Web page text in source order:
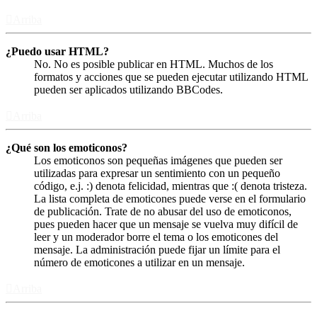
¿Puedo usar HTML?
No. No es posible publicar en HTML. Muchos de los
formatos y acciones que se pueden ejecutar utilizando HTML
pueden ser aplicados utilizando BBCodes.
¿Qué son los emoticonos?
Los emoticonos son pequeñas imágenes que pueden ser
utilizadas para expresar un sentimiento con un pequeño
código, e.j. :) denota felicidad, mientras que :( denota tristeza.
La lista completa de emoticones puede verse en el formulario
de publicación. Trate de no abusar del uso de emoticonos,
pues pueden hacer que un mensaje se vuelva muy difícil de
leer y un moderador borre el tema o los emoticones del
mensaje. La administración puede fijar un límite para el
número de emoticones a utilizar en un mensaje.